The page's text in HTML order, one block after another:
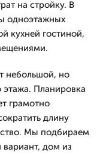
на стройку. В
одноэтажных
кухней гостиной,
небольшой, но
этажа. Планировка
грамотно
длину
Мы подбираем
дом из